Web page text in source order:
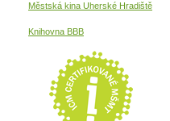
Městská kina Uherské Hradiště
Knihovna BBB